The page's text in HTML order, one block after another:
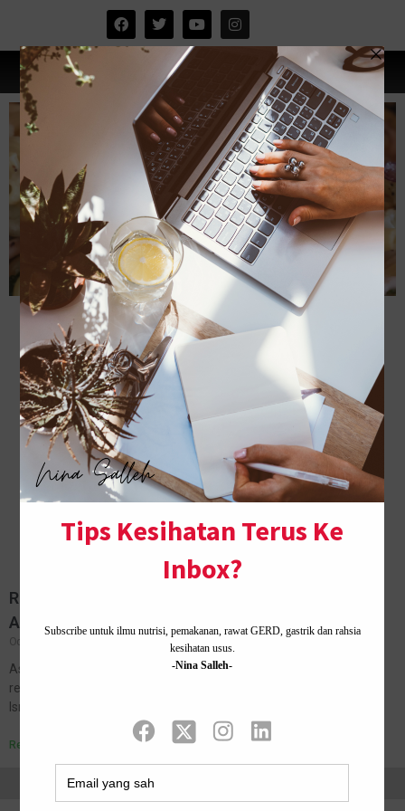
RESEPI AGLIO E OLIO MUDAH DAN CEPAT UNTUK
ANAK
October 14, 2018
No Comments
Assalamualaikum dan selamat berhujung minggu, Nina nak share
resepi Aglio E Olio yang mudah dan cepat untuk ank, tapi esok dah
Isnin sorry tak boleh tolong, nasib baik la Nina…
Read More »
Home · About Me